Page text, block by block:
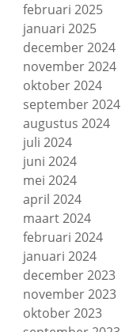
februari 2025
januari 2025
december 2024
november 2024
oktober 2024
september 2024
augustus 2024
juli 2024
juni 2024
mei 2024
april 2024
maart 2024
februari 2024
januari 2024
december 2023
november 2023
oktober 2023